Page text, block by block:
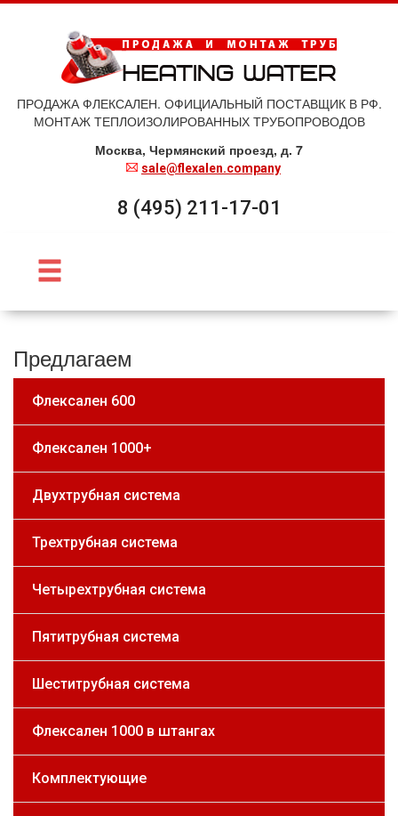
ПРОДАЖА ФЛЕКСАЛЕН. ОФИЦИАЛЬНЫЙ ПОСТАВЩИК В РФ.
МОНТАЖ ТЕПЛОИЗОЛИРОВАННЫХ ТРУБОПРОВОДОВ
Москва, Чермянский проезд, д. 7
sale@flexalen.company
8 (495) 211-17-01
Предлагаем
Флексален 600
Флексален 1000+
Двухтрубная система
Трехтрубная система
Четырехтрубная система
Пятитрубная система
Шеститрубная система
Флексален 1000 в штангах
Комплектующие